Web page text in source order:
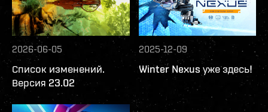
2026-06-05
Список изменений.
Версия 23.02
2025-12-09
Winter Nexus уже здесь!